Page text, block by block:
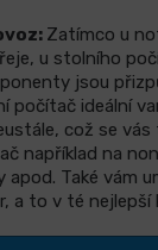
Zatímco u
u stolního
jsou
počítač ideální
což se vás
například na
apod. Také vám
a to v té nejlepší